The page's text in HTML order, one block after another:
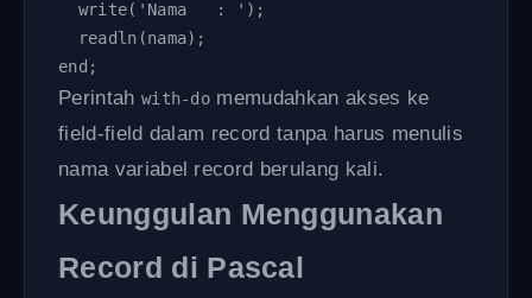
  write('Nama   : ');
  readln(nama);
end;
Perintah with-do memudahkan akses ke
field-field dalam record tanpa harus menulis
nama variabel record berulang kali.
Keunggulan Menggunakan
Record di Pascal